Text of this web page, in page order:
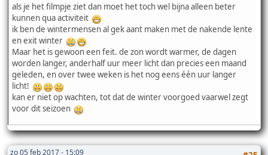
als je het filmpje ziet dan moet het toch wel bijna alleen beter
kunnen qua activiteit
ik ben de wintermensen al gek aant maken met de nakende lente
en exit winter
Maar het is gewoon een feit. de zon wordt warmer, de dagen
worden langer, anderhalf uur meer licht dan precies een maand
geleden, en over twee weken is het nog eens één uur langer
licht!
kan er niet op wachten, tot dat de winter voorgoed vaarwel zegt
voor dit seizoen
zo 05 feb 2017 - 15:09